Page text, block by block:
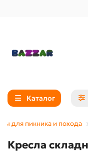
Каталог
для пикника и похода
Кресла